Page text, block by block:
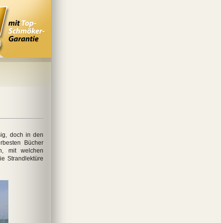
doch in den
Bücher
mit welchen
Strandlektüre